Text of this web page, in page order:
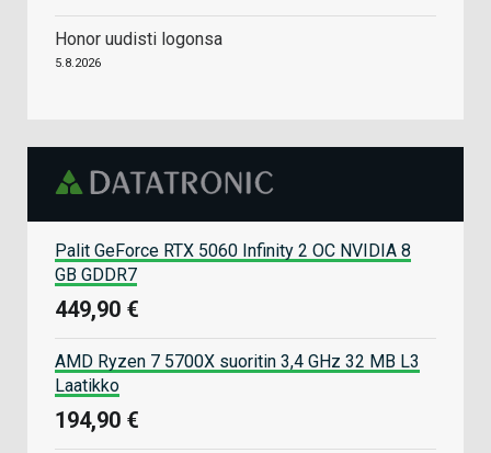
Honor uudisti logonsa
5.8.2026
Palit GeForce RTX 5060 Infinity 2 OC NVIDIA 8
GB GDDR7
449,90 €
AMD Ryzen 7 5700X suoritin 3,4 GHz 32 MB L3
Laatikko
194,90 €